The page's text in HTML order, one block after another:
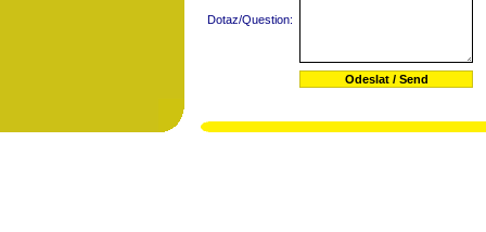
Dotaz/Question: